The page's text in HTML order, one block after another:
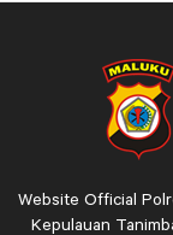
Website Official
Kepulauan